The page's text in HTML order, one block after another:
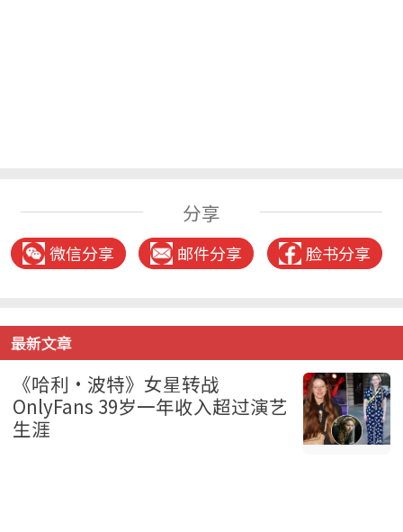
分享
微信分享 邮件分享 脸书分享
最新文章
《哈利·波特》女星转战
OnlyFans 39岁一年收入超过演艺
生涯